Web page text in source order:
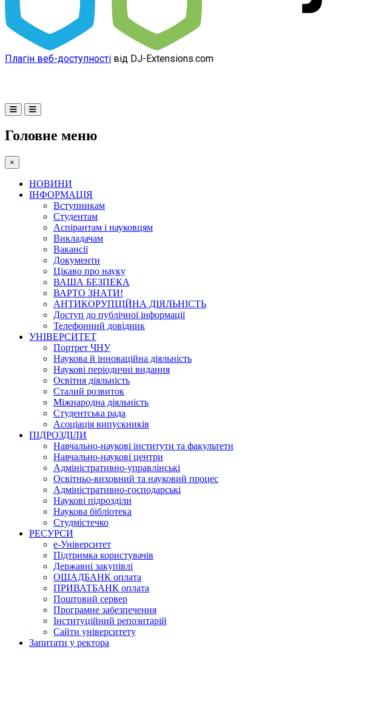
Плагін веб-доступності від DJ-Extensions.com
Головне меню
×
НОВИНИ
ІНФОРМАЦІЯ
Вступникам
Студентам
Аспірантам і науковцям
Викладачам
Вакансії
Документи
Цікаво про науку
ВАША БЕЗПЕКА
ВАРТО ЗНАТИ!
АНТИКОРУПЦІЙНА ДІЯЛЬНІСТЬ
Доступ до публічної інформації
Телефонний довідник
УНІВЕРСИТЕТ
Портрет ЧНУ
Наукова й інноваційна діяльність
Наукові періодичні видання
Освітня діяльність
Сталий розвиток
Міжнародна діяльність
Студентська рада
Асоціація випускників
ПІДРОЗДІЛИ
Навчально-наукові інститути та факультети
Навчально-наукові центри
Адміністративно-управлінські
Освітньо-виховний та науковий процес
Адміністративно-господарські
Наукові підрозділи
Наукова бібліотека
Студмістечко
РЕСУРСИ
е-Університет
Підтримка користувачів
Державні закупівлі
ОЩАДБАНК оплата
ПРИВАТБАНК оплата
Поштовий сервер
Програмне забезпечення
Інституційний репозитарій
Сайти університету
Запитати у ректора